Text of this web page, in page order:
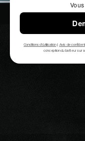
Conditions d\'utilisation| Avis de
conception du batteur sur